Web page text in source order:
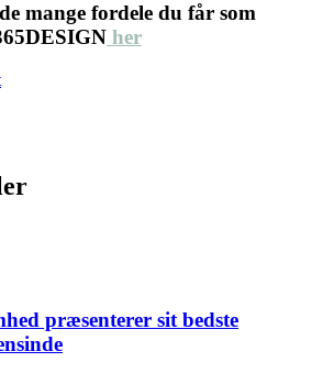
mange fordele du får som
her
præsenterer sit bedste